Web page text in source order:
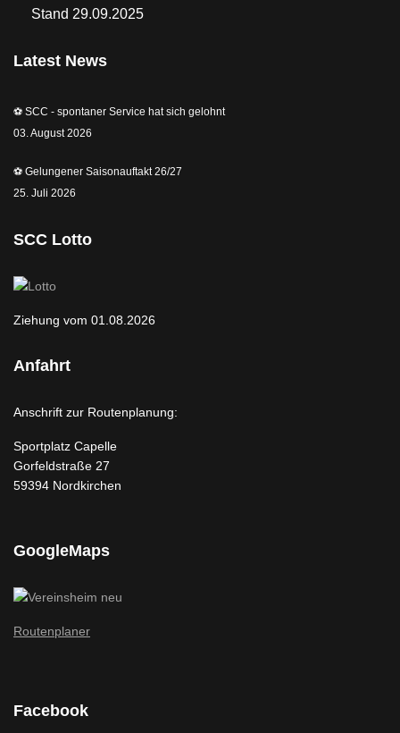
Stand 29.09.2025
Latest News
⚽️ SCC - spontaner Service hat sich gelohnt
03. August 2026
⚽️ Gelungener Saisonauftakt 26/27
25. Juli 2026
SCC Lotto
Ziehung vom 01.08.2026
Anfahrt
Anschrift zur Routenplanung:
Sportplatz Capelle
Gorfeldstraße 27
59394 Nordkirchen
GoogleMaps
Routenplaner
Facebook